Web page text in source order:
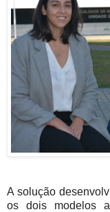
A solução
os dois modelos